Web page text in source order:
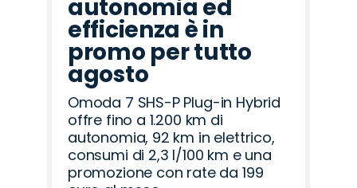
autonomia ed
efficienza è in
promo per tutto
agosto
Omoda 7 SHS-P Plug-in Hybrid
offre fino a 1.200 km di
autonomia, 92 km in elettrico,
consumi di 2,3 l/100 km e una
promozione con rate da 199